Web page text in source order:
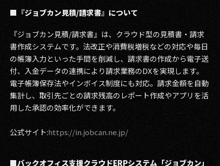
■『ジョブカン見積/請求書』について
『ジョブカン見積/請求書』は、クラウド型の見積書・請求
書作成システムです。法改正や消費税増税などの対応や毎日
の帳簿入力といった手間を削減し、請求書の作成から電子送
付、入金データの連携により請求業務のDXを実現します。
電子帳簿保存法やインボイス制度にも対応。請求金額を自動
集計し、取引先ごとの請求残高のレポート作成やアプリを活
用した承認の効率化ができます。
公式サイト:https://in.jobcan.ne.jp/
■バックオフィス支援クラウドERPシステム「ジョブカン」